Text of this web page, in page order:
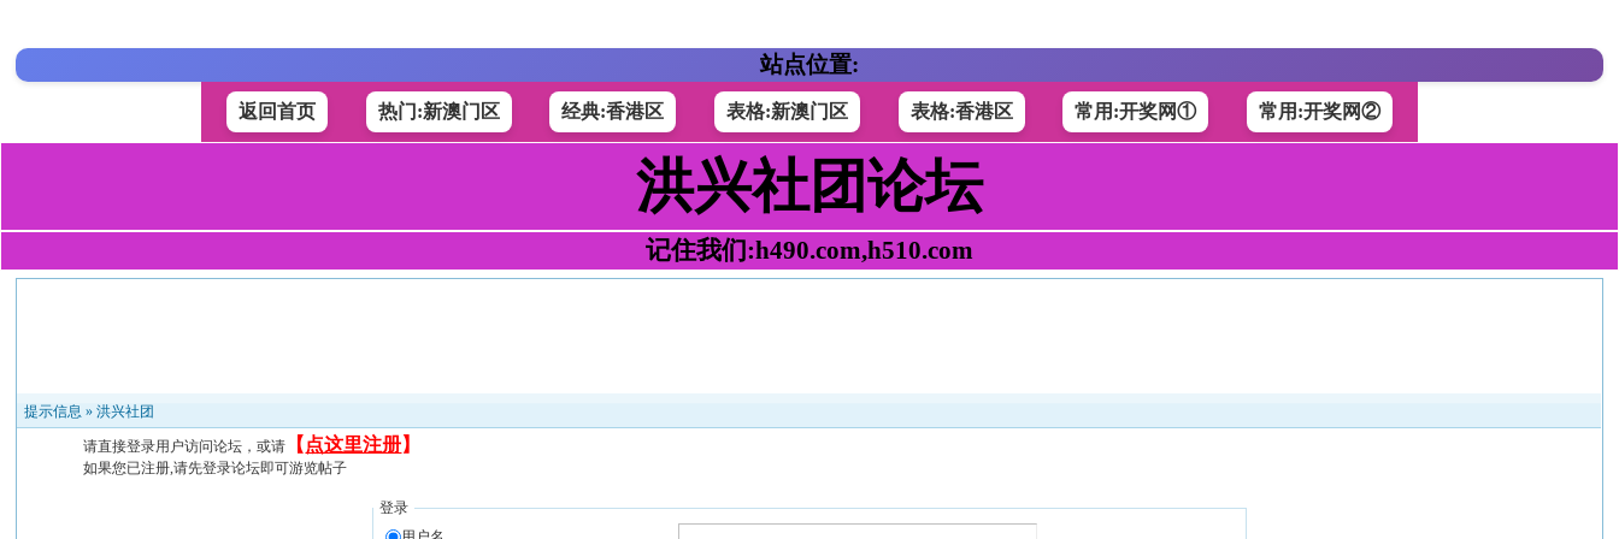
站点位置:
返回首页 热门:新澳门区 经典:香港区 表格:新澳门区 表格:香港区 常用:开奖网① 常用:开奖网②
洪兴社团论坛
记住我们:h490.com,h510.com
提示信息 »洪兴社团
请直接登录用户访问论坛，或请 【 点这里注册】
如果您已注册,请先登录论坛即可游览帖子
登录